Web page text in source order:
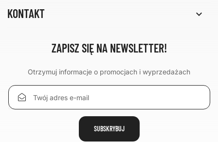
KONTAKT 
ZAPISZ SIĘ NA NEWSLETTER!
Otrzymuj informacje o promocjach i wyprzedażach